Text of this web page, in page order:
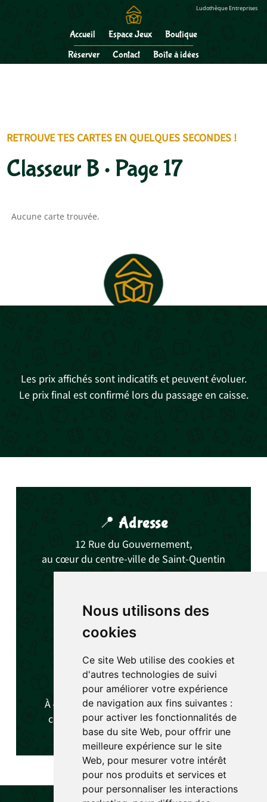
Nous utilisons des
cookies
Ce site Web utilise des cookies et
d'autres technologies de suivi
pour améliorer votre expérience
de navigation aux fins suivantes :
pour activer les fonctionnalités de
base du site Web, pour offrir une
meilleure expérience sur le site
Web, pour mesurer votre intérêt
pour nos produits et services et
pour personnaliser les interactions
Ludothèque Entreprises
Accueil Espace Jeux
Boutique
Réserver
Contact Boîte à idées
RETROUVE TES CARTES EN QUELQUES SECONDES !
Classeur B • Page 17
Aucune carte trouvée.
Les prix affichés sont indicatifs et peuvent évoluer.
Le prix final est confirmé lors du passage en caisse.
📍 Adresse
12 Rue du Gouvernement,
au cœur du centre-ville de Saint-Quentin
🕓Horaires:
Mercredi, Samedi et Dimanche
14h à 19h(Sauf événements)
🗺️Accès
À4 minutes à pieddes arrêts de bus du
centre-ville et duparking de La Poste.